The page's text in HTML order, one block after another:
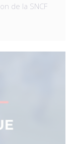
de la SNCF